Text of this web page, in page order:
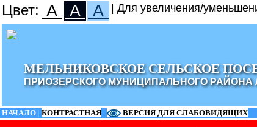
Цвет: A A A | Для увеличения/
МЕЛЬНИКОВСКОЕ СЕЛЬСКОЕ
ПРИОЗЕРСКОГО МУНИЦИПАЛЬНОГО
НАЧАЛО | КОНТРАСТНАЯ |
ВЕРСИЯ ДЛЯ СЛАБОВИДЯЩИХ